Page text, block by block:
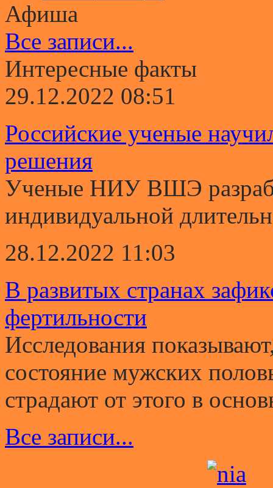
Афиша
Все записи...
Интересные факты
29.12.2022 08:51
Российские ученые
решения
Ученые НИУ ВШЭ
индивидуальной
28.12.2022 11:03
В развитых странах
фертильности
Исследования
состояние мужских
страдают от этого в
Все записи...